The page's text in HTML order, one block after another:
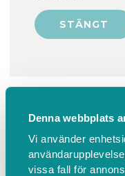
Denna webbplats
Vi använder
vissa fall för
Sjung med
15 månader,